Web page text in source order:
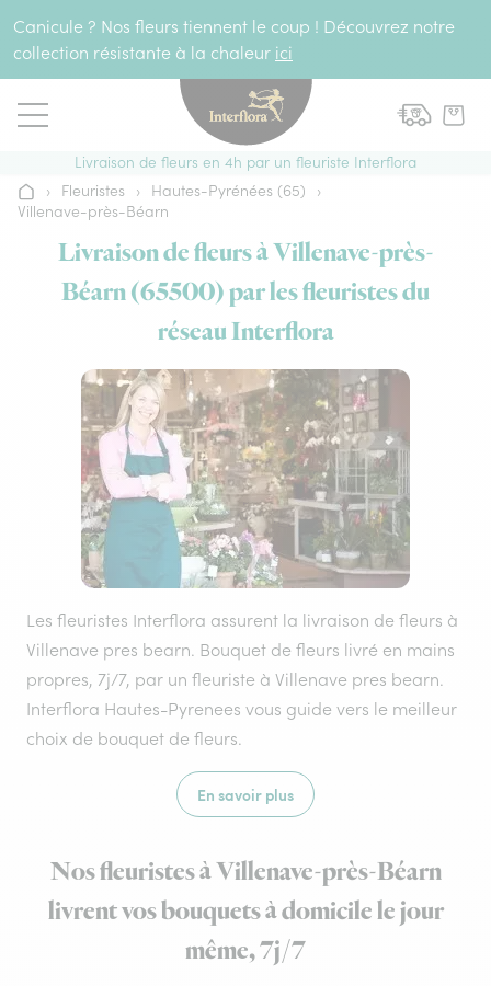
Canicule ? Nos fleurs tiennent le coup ! Découvrez notre
collection résistante à la chaleur ici
Livraison de fleurs en 4h par un fleuriste Interflora
Accueil
› Fleuristes › Hautes-Pyrénées (65)
›
Villenave-près-Béarn
Livraison de fleurs à Villenave-près-
Béarn (65500) par les fleuristes du
réseau Interflora
Les fleuristes Interflora assurent la livraison de fleurs à
Villenave pres bearn. Bouquet de fleurs livré en mains
propres, 7j/7, par un fleuriste à Villenave pres bearn.
Interflora Hautes-Pyrenees vous guide vers le meilleur
choix de bouquet de fleurs.
En savoir plus
Nos fleuristes à Villenave-près-Béarn
livrent vos bouquets à domicile le jour
même, 7j/7